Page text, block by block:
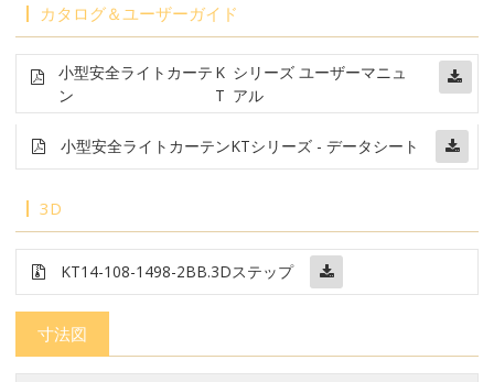
カタログ＆ユーザーガイド
小型安全ライトカーテ
ン
K
T
シリーズ ユーザーマニュ
アル
小型安全ライトカーテンKTシリーズ - データシート
3D
KT14-108-1498-2BB.3Dステップ
寸法図